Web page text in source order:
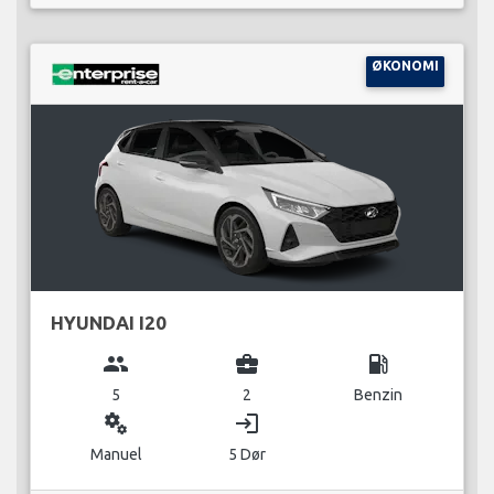
ØKONOMI
HYUNDAI I20
group
5
business_center
2
local_gas_station
Benzin
miscellaneous_services
Manuel
login
5 Dør